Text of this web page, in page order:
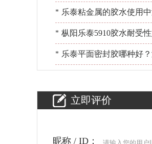
蚀？问问[百乐粘胶]
* 乐泰粘金属的胶水使用
么？[百乐粘胶]专家指导
* 枞阳乐泰5910胶水耐受
乐粘胶]专业技术支持
* 乐泰平面密封胶哪种好
立即评价
昵称 / ID：